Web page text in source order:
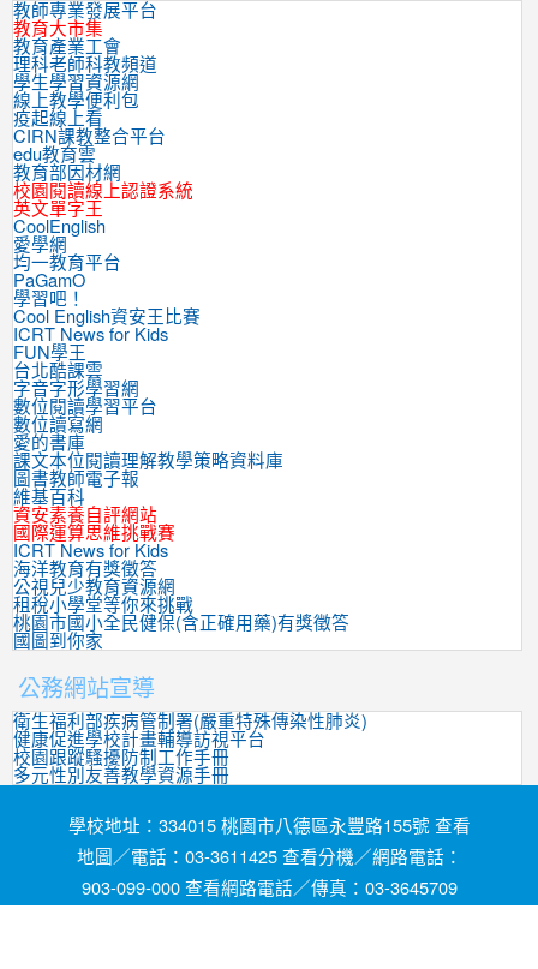
教師專業發展平台
教育大市集
教育產業工會
理科老師科教頻道
學生學習資源網
線上教學便利包
疫起線上看
CIRN課教整合平台
edu教育雲
教育部因材網
校園閱讀線上認證系統
英文單字王
CoolEnglish
愛學網
均一教育平台
PaGamO
學習吧！
Cool English資安王比賽
ICRT News for Kids
FUN學王
台北酷課雲
字音字形學習網
數位閱讀學習平台
數位讀寫網
愛的書庫
課文本位閱讀理解教學策略資料庫
圖書教師電子報
維基百科
資安素養自評網站
國際運算思維挑戰賽
ICRT News for Kids
海洋教育有獎徵答
公視兒少教育資源網
租稅小學堂等你來挑戰
桃園市國小全民健保(含正確用藥)有獎徵答
國圖到你家
公務網站宣導
衛生福利部疾病管制署(嚴重特殊傳染性肺炎)
健康促進學校計畫輔導訪視平台
校園跟蹤騷擾防制工作手冊
多元性別友善教學資源手冊
學校地址：334015 桃園市八德區永豐路155號 查看
地圖／電話：03-3611425 查看分機／網路電話：
903-099-000 查看網路電話／傳真：03-3645709